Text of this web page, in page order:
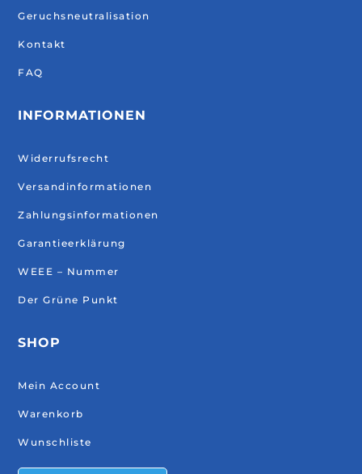
Geruchsneutralisation
Kontakt
FAQ
INFORMATIONEN
Widerrufsrecht
Versandinformationen
Zahlungsinformationen
Garantieerklärung
WEEE – Nummer
Der Grüne Punkt
SHOP
Mein Account
Warenkorb
Wunschliste